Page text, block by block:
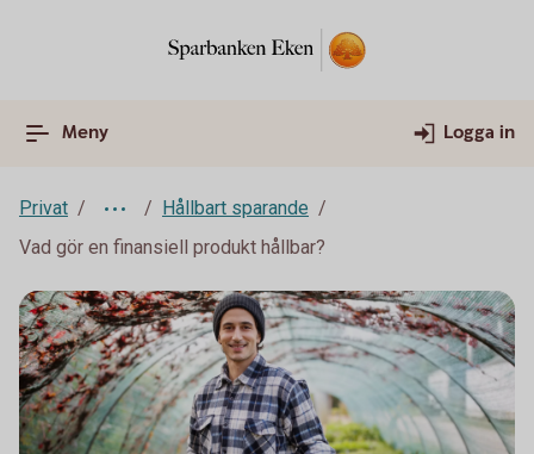
Meny Logga in
Privat
Hållbart sparande
Vad gör en finansiell produkt hållbar?